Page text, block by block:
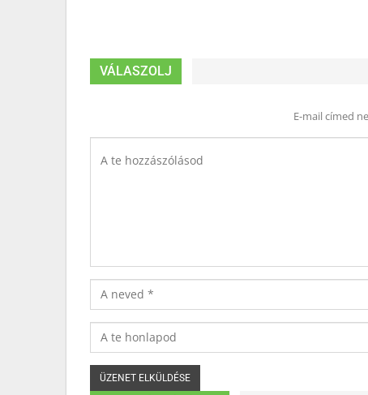
VÁLASZOLJ
E-mail címed